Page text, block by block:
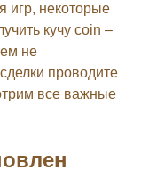
игр, некоторые
кучу coin –
не
проводите
все важные